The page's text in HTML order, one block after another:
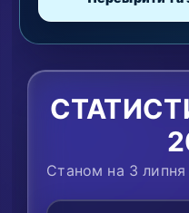
Станом на 3